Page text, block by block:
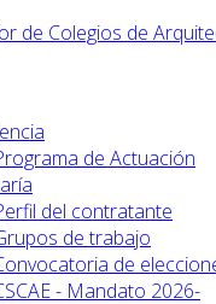
de Actuación
del contratante
de trabajo
de
- Mandato 2026-